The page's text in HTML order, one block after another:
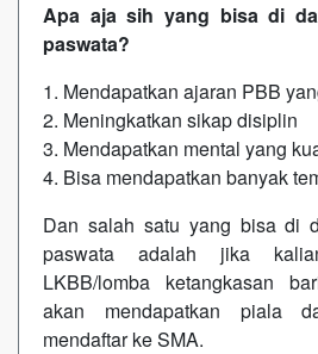
Apa aja sih yang bisa di
paswata?
1. Mendapatkan ajaran PBB
2. Meningkatkan sikap disiplin
3. Mendapatkan mental yang
4. Bisa mendapatkan banyak
Dan salah satu yang bisa di
paswata adalah jika
LKBB/lomba ketangkasan
akan mendapatkan piala
mendaftar ke SMA.